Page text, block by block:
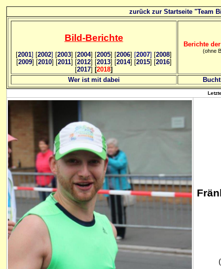
zurück zur Startseite "Team
Bild-Berichte
[2001] [2002] [2003] [2004] [2005] [2006] [2007] [2008]
[2009] [2010] [2011] [2012] [2013] [2014] [2015] [2016]
[2017] [2018]
Berichte
(ohne
Wer ist mit dabei